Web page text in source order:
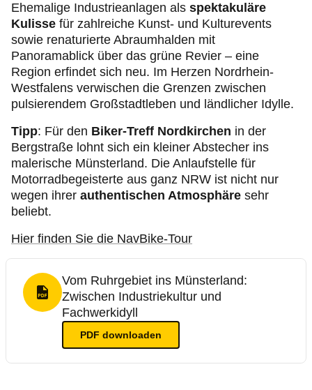
Ehemalige Industrieanlagen als spektakuläre
Kulisse für zahlreiche Kunst- und Kulturevents
sowie renaturierte Abraumhalden mit
Panoramablick über das grüne Revier – eine
Region erfindet sich neu. Im Herzen Nordrhein-
Westfalens verwischen die Grenzen zwischen
pulsierendem Großstadtleben und ländlicher Idylle.
Tipp: Für den Biker-Treff Nordkirchen in der
Bergstraße lohnt sich ein kleiner Abstecher ins
malerische Münsterland. Die Anlaufstelle für
Motorradbegeisterte aus ganz NRW ist nicht nur
wegen ihrer authentischen Atmosphäre sehr
beliebt.
Hier finden Sie die NavBike-Tour
PDF Format
Vom Ruhrgebiet ins Münsterland:
Zwischen Industriekultur und
Fachwerkidyll
PDF downloaden